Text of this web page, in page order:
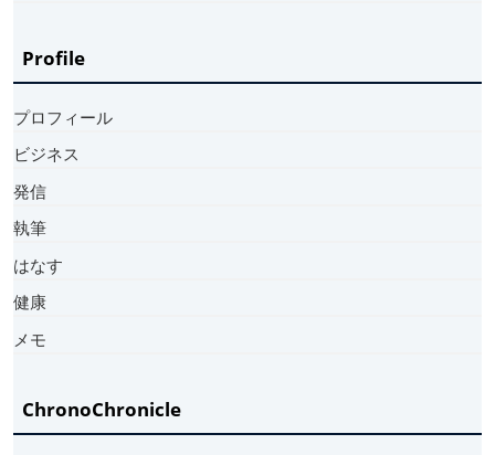
Profile
プロフィール
ビジネス
発信
執筆
はなす
健康
メモ
ChronoChronicle